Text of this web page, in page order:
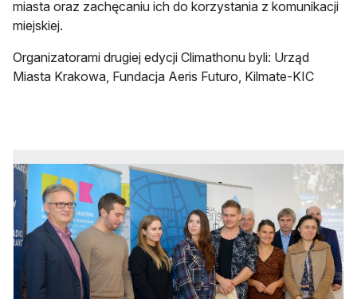
miasta oraz zachęcaniu ich do korzystania z komunikacji
miejskiej.
Organizatorami drugiej edycji Climathonu byli: Urząd
Miasta Krakowa, Fundacja Aeris Futuro, Kilmate-KIC